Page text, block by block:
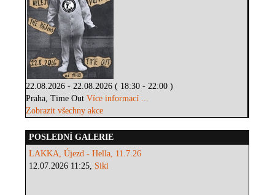
22.08.2026 - 22.08.2026 ( 18:30 - 22:00 )
Praha, Time OutVíce informací ...
Zobrazit všechny akce
POSLEDNÍ GALERIE
LAKKA, Újezd - Hella, 11.7.26
12.07.2026 11:25, Siki